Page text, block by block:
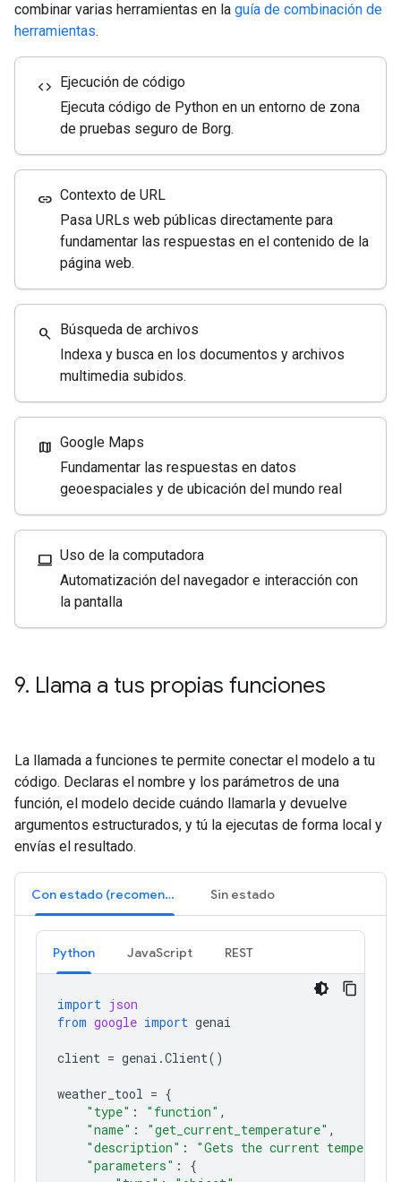
combinar varias herramientas en la guía de combinación de
herramientas.
code Ejecución de código
Ejecuta código de Python en un entorno de zona
de pruebas seguro de Borg.
link Contexto de URL
Pasa URLs web públicas directamente para
fundamentar las respuestas en el contenido de la
página web.
search Búsqueda de archivos
Indexa y busca en los documentos y archivos
multimedia subidos.
map Google Maps
Fundamentar las respuestas en datos
geoespaciales y de ubicación del mundo real
computer Uso de la computadora
Automatización del navegador e interacción con
la pantalla
9. Llama a tus propias funciones
La llamada a funciones te permite conectar el modelo a tu
código. Declaras el nombre y los parámetros de una
función, el modelo decide cuándo llamarla y devuelve
argumentos estructurados, y tú la ejecutas de forma local y
envías el resultado.
Con estado (recomendado) Sin estado
Python JavaScript REST
import json
from google import genai
client = genai .Client()
weather_tool = {
"type" : "function" ,
"name" : "get_current_temperature" ,
"description" :
"Gets the current
"parameters" :
{